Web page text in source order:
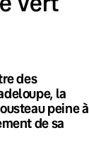
des
la
peine à
de sa